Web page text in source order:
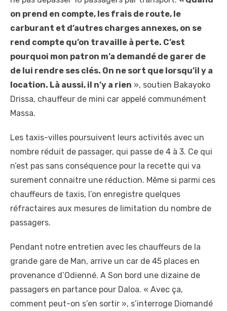
on prend en compte, les frais de route, le
carburant et d’autres charges annexes, on se
rend compte qu’on travaille à perte. C’est
pourquoi mon patron m’a demandé de garer de
de lui rendre ses clés. On ne sort que lorsqu’il y a
location. Là aussi, il n’y a rien », soutien Bakayoko
Drissa, chauffeur de mini car appelé communément
Massa.
Les taxis-villes poursuivent leurs activités avec un
nombre réduit de passager, qui passe de 4 à 3. Ce qui
n’est pas sans conséquence pour la recette qui va
surement connaitre une réduction. Même si parmi ces
chauffeurs de taxis, l’on enregistre quelques
réfractaires aux mesures de limitation du nombre de
passagers.
Pendant notre entretien avec les chauffeurs de la
grande gare de Man, arrive un car de 45 places en
provenance d’Odienné. A Son bord une dizaine de
passagers en partance pour Daloa. « Avec ça,
comment peut-on s’en sortir », s’interroge Diomandé